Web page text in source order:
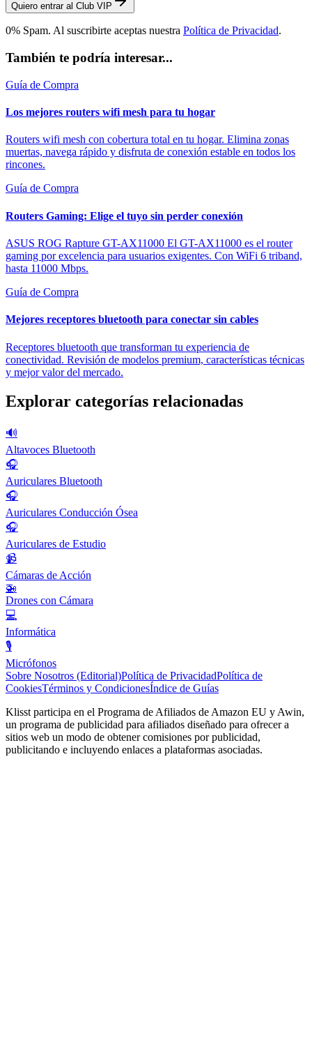
Quiero entrar al Club VIP
0% Spam. Al suscribirte aceptas nuestra Política de Privacidad.
También te podría interesar...
Guía de Compra
Los mejores routers wifi mesh para tu hogar
Routers wifi mesh con cobertura total en tu hogar. Elimina zonas
muertas, navega rápido y disfruta de conexión estable en todos los
rincones.
Guía de Compra
Routers Gaming: Elige el tuyo sin perder conexión
ASUS ROG Rapture GT-AX11000 El GT-AX11000 es el router
gaming por excelencia para usuarios exigentes. Con WiFi 6 triband,
hasta 11000 Mbps.
Guía de Compra
Mejores receptores bluetooth para conectar sin cables
Receptores bluetooth que transforman tu experiencia de
conectividad. Revisión de modelos premium, características técnicas
y mejor valor del mercado.
Explorar categorías relacionadas
🔊
Altavoces Bluetooth
🎧
Auriculares Bluetooth
🎧
Auriculares Conducción Ósea
🎧
Auriculares de Estudio
📹
Cámaras de Acción
🚁
Drones con Cámara
💻
Informática
🎙️
Micrófonos
Sobre Nosotros (Editorial)Política de PrivacidadPolítica de
CookiesTérminos y CondicionesÍndice de Guías
Klisst participa en el Programa de Afiliados de Amazon EU y Awin,
un programa de publicidad para afiliados diseñado para ofrecer a
sitios web un modo de obtener comisiones por publicidad,
publicitando e incluyendo enlaces a plataformas asociadas.